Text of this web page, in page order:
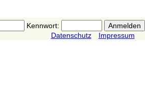
Kennwort:
Datenschutz
Impressum